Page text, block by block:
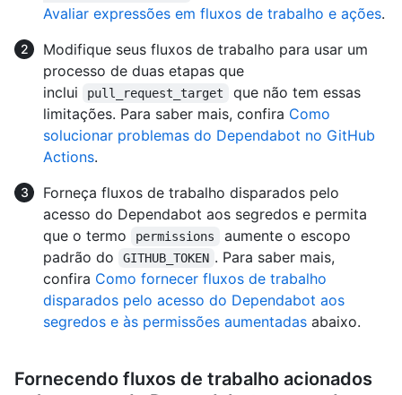
Avaliar expressões em fluxos de trabalho e ações.
Modifique seus fluxos de trabalho para usar um
processo de duas etapas que
inclui
pull_request_target
que não tem essas
limitações. Para saber mais, confira Como
solucionar problemas do Dependabot no GitHub
Actions.
Forneça fluxos de trabalho disparados pelo
acesso do Dependabot aos segredos e permita
que o termo
permissions
aumente o escopo
padrão do
GITHUB_TOKEN . Para saber mais,
confira Como fornecer fluxos de trabalho
disparados pelo acesso do Dependabot aos
segredos e às permissões aumentadas abaixo.
Fornecendo fluxos de trabalho acionados